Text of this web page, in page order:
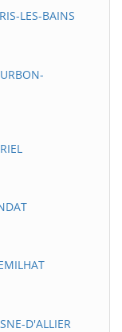
LES-BAINS
D'ALLIER